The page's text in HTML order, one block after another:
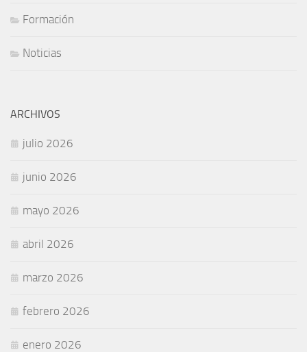
Formación
Noticias
ARCHIVOS
julio 2026
junio 2026
mayo 2026
abril 2026
marzo 2026
febrero 2026
enero 2026